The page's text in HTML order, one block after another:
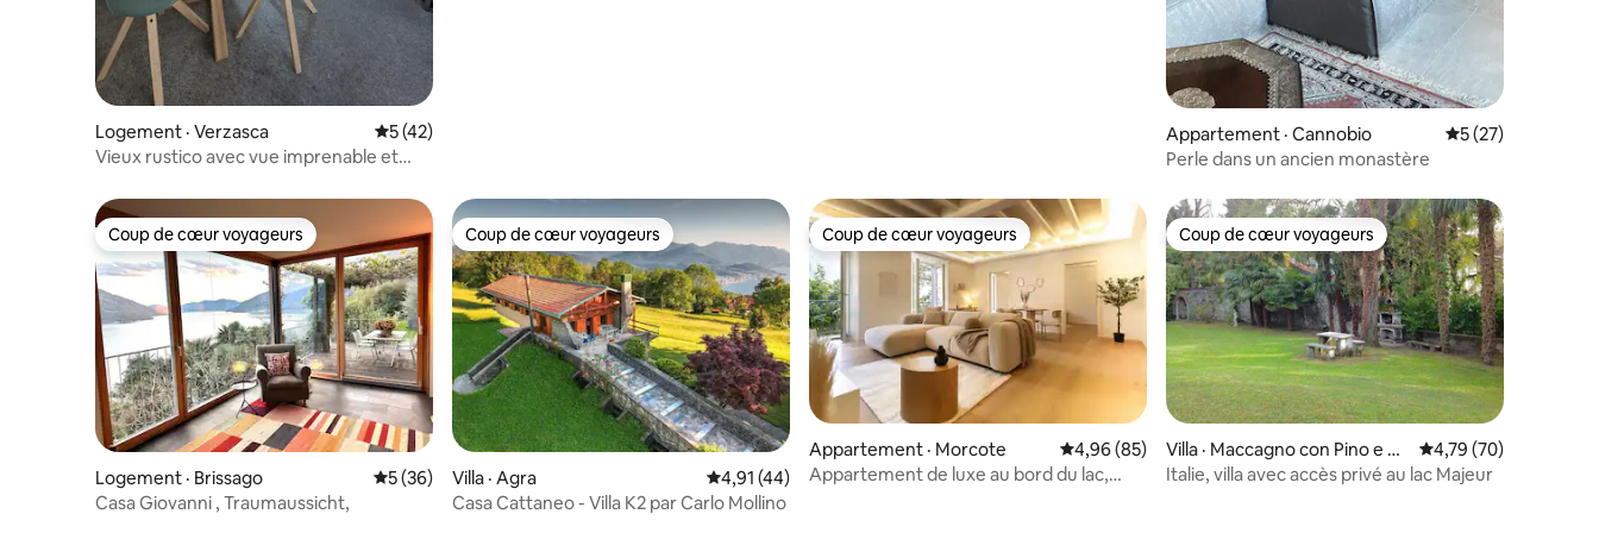
Logement · Verzasca Note moyenne de 5 sur 5, 42 commentaires
5 (42)
Vieux rustico avec vue imprenable et
Appartement · Cannobio Note moyenne de
5 (27)
Perle dans un ancien monastère
Coup de cœur voyageurs
Coup de cœur voyageurs
Logement · Brissago Note moyenne de 5 sur 5, 36 commentaires
5 (36)
Casa Giovanni , Traumaussicht,
Coup de cœur voyageurs
Coup de cœur voyageurs
Villa · Agra Note moyenne de 4,91 sur 5, 44 commentaires
4,91 (44)
Casa Cattaneo - Villa K2 par Carlo Mollino
Coup de cœur voyageurs
Coup de cœur voyageurs
Appartement · Morcote Note moyenne de 4,96 sur 5, 85 commentaires
4,96 (85)
Appartement de luxe au bord du lac,
Coup de cœur voyageurs
Coup de cœur voyageurs
Villa · Maccagno con Pino e Ve
ddasca
Note moyenne de
4,79 (70)
Italie, villa avec accès privé au lac Majeur